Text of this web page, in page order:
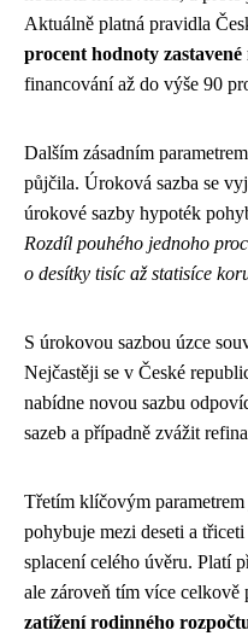
Aktuálně platná pravidla
procent hodnoty zastavené
financování až do výše 90
Dalším zásadním
půjčila. Úroková sazba se
úrokové sazby hypoték
Rozdíl pouhého jednoho
o desítky tisíc až statisíce
S úrokovou sazbou úzce
Nejčastěji se v České
nabídne novou sazbu
sazeb a případně zvážit
Třetím klíčovým parametrem
pohybuje mezi deseti a
splacení celého úvěru. Platí
ale zároveň tím více celkově
zatížení rodinného